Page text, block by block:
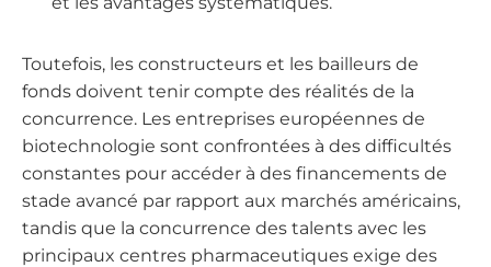
Toutefois, les constructeurs et les bailleurs de
fonds doivent tenir compte des réalités de la
concurrence. Les entreprises européennes de
biotechnologie sont confrontées à des difficultés
constantes pour accéder à des financements de
stade avancé par rapport aux marchés américains,
tandis que la concurrence des talents avec les
principaux centres pharmaceutiques exige des